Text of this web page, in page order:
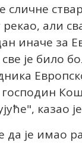
сличне
али
иначе за
све је било
казао
да је имао